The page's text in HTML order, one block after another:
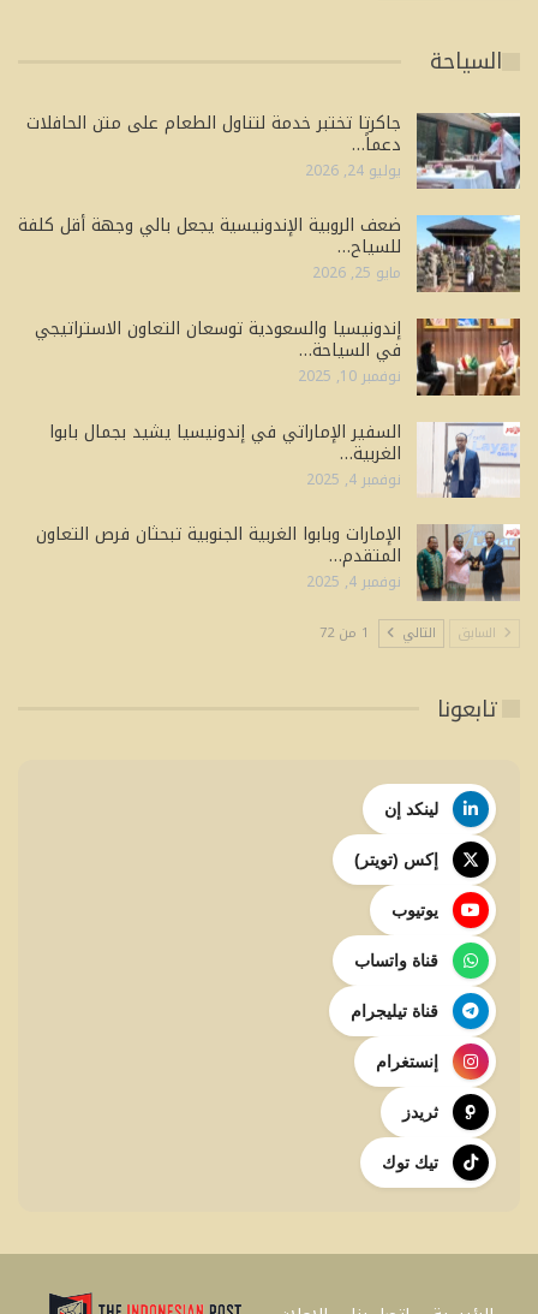
السياحة
جاكرتا تختبر خدمة لتناول الطعام على متن الحافلات
دعماً…
يوليو 24, 2026
ضعف الروبية الإندونيسية يجعل بالي وجهة أقل كلفة
للسياح…
مايو 25, 2026
إندونيسيا والسعودية توسعان التعاون الاستراتيجي
في السياحة…
نوفمبر 10, 2025
السفير الإماراتي في إندونيسيا يشيد بجمال بابوا
الغربية…
نوفمبر 4, 2025
الإمارات وبابوا الغربية الجنوبية تبحثان فرص التعاون
المتقدم…
نوفمبر 4, 2025
السابق التالي 1 من 72
تابعونا
لينكد إن
إكس (تويتر)
يوتيوب
قناة واتساب
قناة تيليجرام
إنستغرام
ثريدز
تيك توك